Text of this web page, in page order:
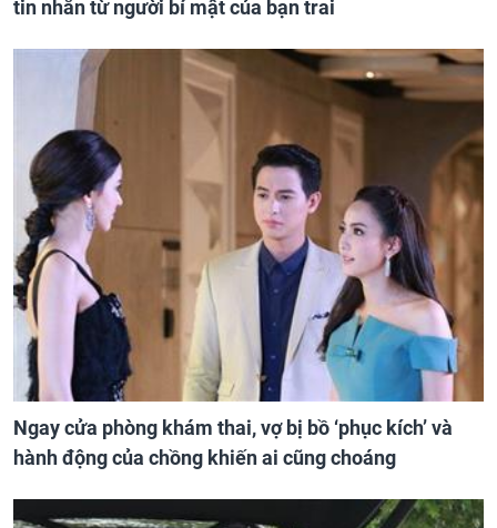
tin nhắn từ người bí mật của bạn trai
Ngay cửa phòng khám thai, vợ bị bồ ‘phục kích’ và
hành động của chồng khiến ai cũng choáng